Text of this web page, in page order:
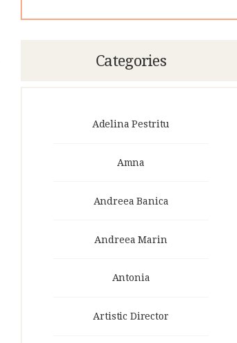
Categories
Adelina Pestritu
Amna
Andreea Banica
Andreea Marin
Antonia
Artistic Director